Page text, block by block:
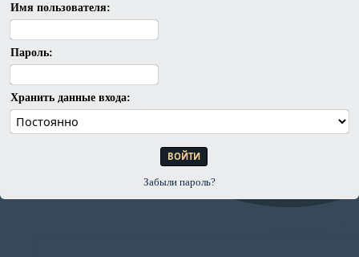
Имя пользователя:
Пароль:
Хранить данные входа:
Забыли пароль?